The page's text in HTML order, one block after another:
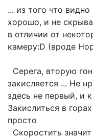
... из того что
хорошо, и не
в отличии от
камеру:D (вроде
Серега, вторую
закисляется ... Не
здесь не первый, и
Закислиться в
просто
Скоростить